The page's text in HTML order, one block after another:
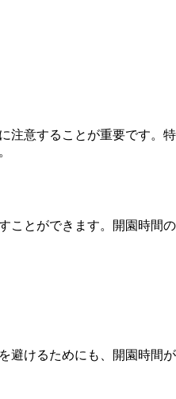
注意することが重要です。特
ことができます。開園時間の
避けるためにも、開園時間が